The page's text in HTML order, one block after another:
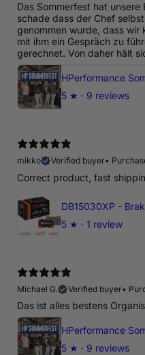
Das Sommerfest hat
schade dass der Chef
genommen wurde, dass wir
mit ihm ein Gespräch zu
gerechnet. Von daher hält
5 ★ · 9 reviews
mikko
Verified buyer•
Correct product, fast
5 ★ · 1 review
Michael G.
Verified buyer•
Das ist alles bestens
5 ★ · 9 reviews